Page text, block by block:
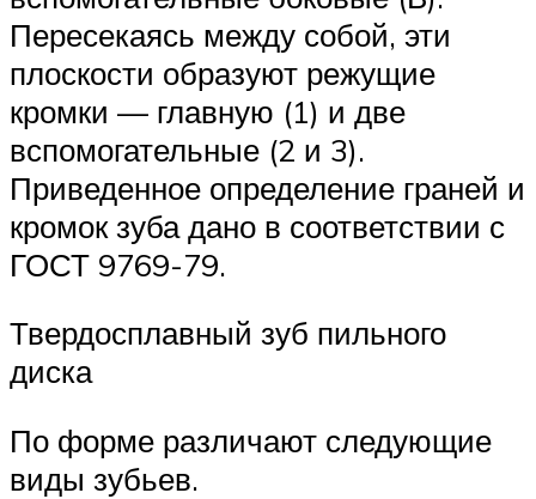
Пересекаясь между собой, эти
плоскости образуют режущие
кромки — главную (1) и две
вспомогательные (2 и 3).
Приведенное определение граней и
кромок зуба дано в соответствии с
ГОСТ 9769-79.
Твердосплавный зуб пильного
диска
По форме различают следующие
виды зубьев.